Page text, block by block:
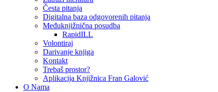
Česta pitanja
Digitalna baza odgovorenih pitanja
Međuknjižnična posudba
RapidILL
Volontiraj
Darivanje knjiga
Kontakt
Trebaš prostor?
Aplikacija Knjižnica Fran Galović
O Nama